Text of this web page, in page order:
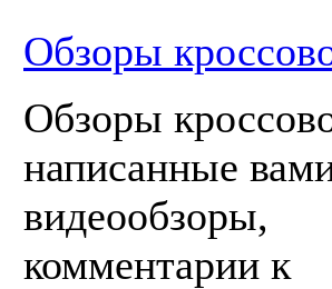
Обзоры
Обзоры
написанные
видеообзоры,
комментарии к